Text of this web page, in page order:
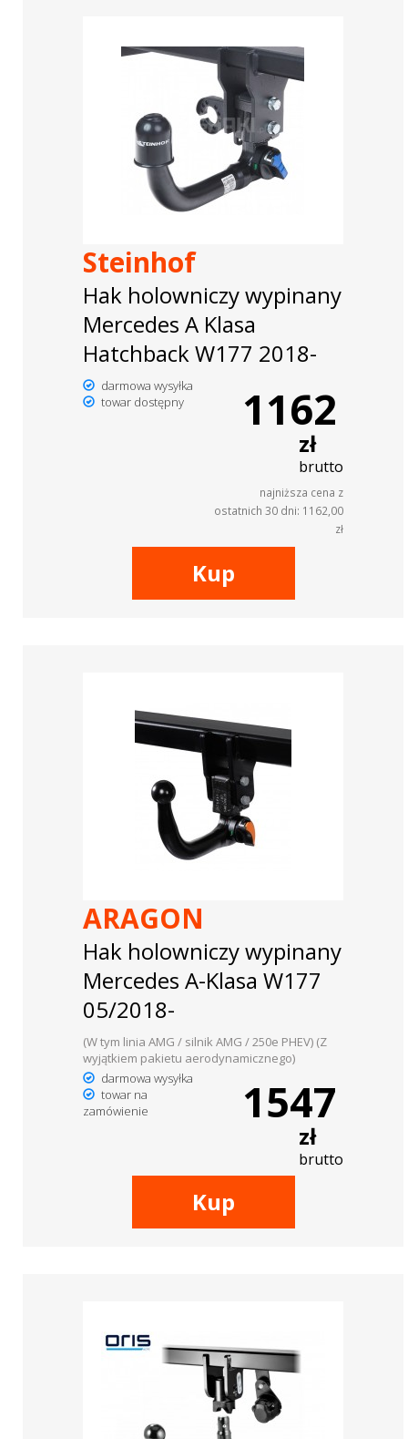
Steinhof
Hak holowniczy wypinany
Mercedes A Klasa
Hatchback W177 2018-
darmowa wysyłka
towar dostępny
1162
zł
brutto
najniższa cena z
ostatnich 30 dni: 1162,00
zł
Kup
ARAGON
Hak holowniczy wypinany
Mercedes A-Klasa W177
05/2018-
(W tym linia AMG / silnik AMG / 250e PHEV) (Z
wyjątkiem pakietu aerodynamicznego)
darmowa wysyłka
towar na
zamówienie
1547
zł
brutto
Kup